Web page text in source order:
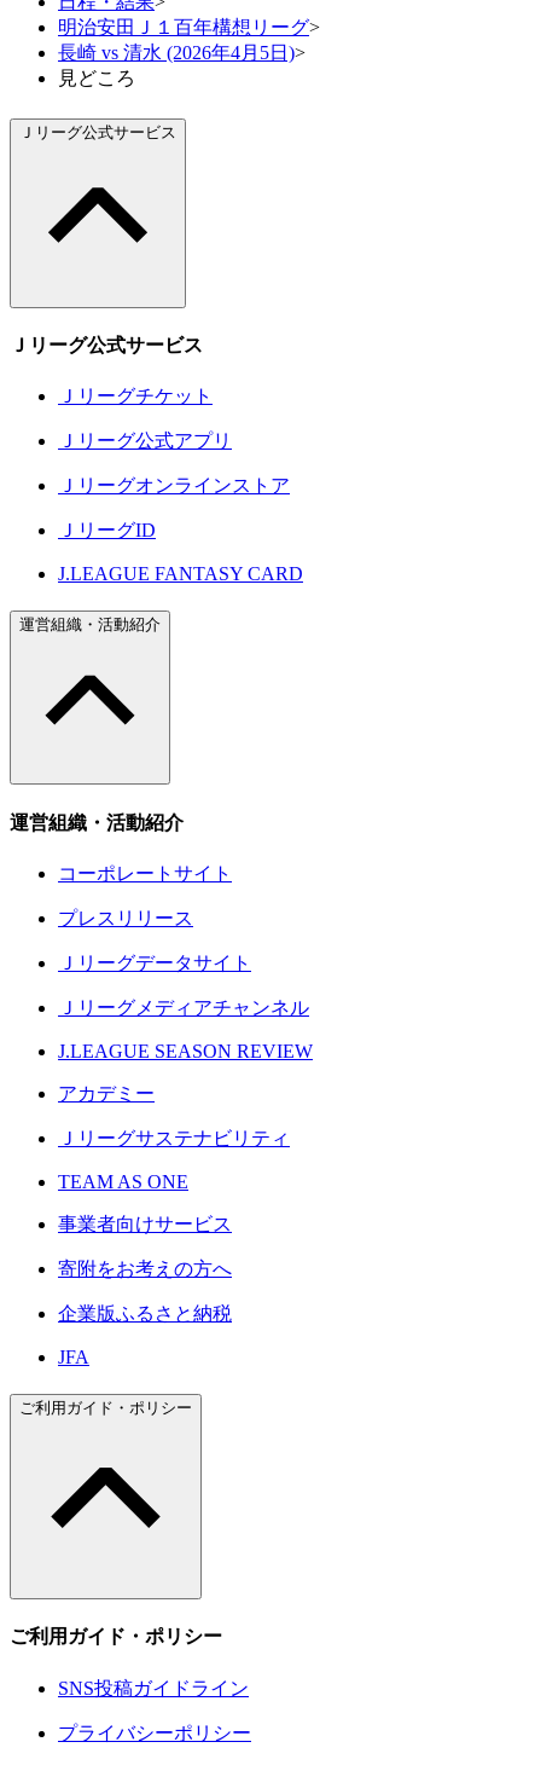
明治安田Ｊ１百年構想リーグ>
長崎 vs 清水 (2026年4月5日)>
見どころ
Ｊリーグ公式サービス
Ｊリーグ公式サービス
Ｊリーグチケット
Ｊリーグ公式アプリ
Ｊリーグオンラインストア
ＪリーグID
J.LEAGUE FANTASY CARD
運営組織・活動紹介
運営組織・活動紹介
コーポレートサイト
プレスリリース
Ｊリーグデータサイト
Ｊリーグメディアチャンネル
J.LEAGUE SEASON REVIEW
アカデミー
Ｊリーグサステナビリティ
TEAM AS ONE
事業者向けサービス
寄附をお考えの方へ
企業版ふるさと納税
JFA
ご利用ガイド・ポリシー
ご利用ガイド・ポリシー
SNS投稿ガイドライン
プライバシーポリシー